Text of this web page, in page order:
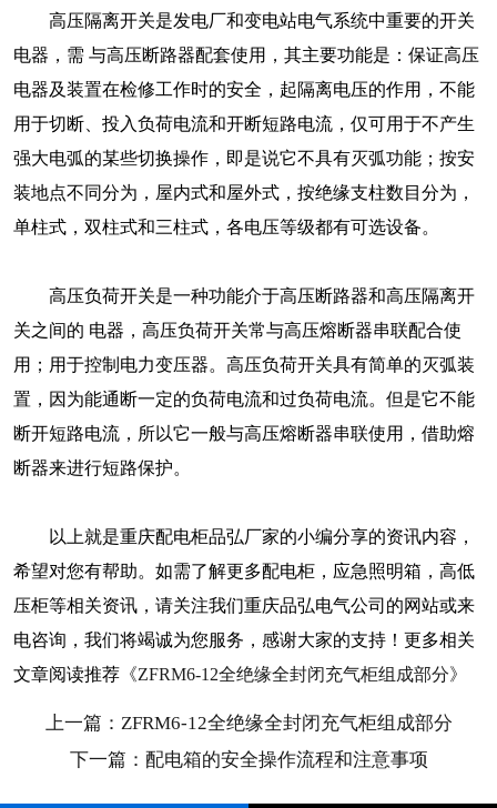
高压隔离开关是发电厂和变电站电气系统中重要的开关
电器，需 与高压断路器配套使用，其主要功能是：保证高压
电器及装置在检修工作时的安全，起隔离电压的作用，不能
用于切断、投入负荷电流和开断短路电流，仅可用于不产生
强大电弧的某些切换操作，即是说它不具有灭弧功能；按安
装地点不同分为，屋内式和屋外式，按绝缘支柱数目分为，
单柱式，双柱式和三柱式，各电压等级都有可选设备。
高压负荷开关是一种功能介于高压断路器和高压隔离开
关之间的 电器，高压负荷开关常与高压熔断器串联配合使
用；用于控制电力变压器。高压负荷开关具有简单的灭弧装
置，因为能通断一定的负荷电流和过负荷电流。但是它不能
断开短路电流，所以它一般与高压熔断器串联使用，借助熔
断器来进行短路保护。
以上就是重庆配电柜品弘厂家的小编分享的资讯内容，
希望对您有帮助。如需了解更多配电柜，应急照明箱，高低
压柜等相关资讯，请关注我们重庆品弘电气公司的网站或来
电咨询，我们将竭诚为您服务，感谢大家的支持！更多相关
文章阅读推荐《ZFRM6-12全绝缘全封闭充气柜组成部分》
上一篇：ZFRM6-12全绝缘全封闭充气柜组成部分
下一篇：配电箱的安全操作流程和注意事项